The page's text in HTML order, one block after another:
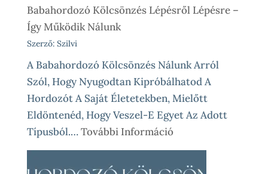
Babahordozó Kölcsönzés Lépésről Lépésre –
Így Működik Nálunk
Szerző: Szilvi
A Babahordozó Kölcsönzés Nálunk Arról
Szól, Hogy Nyugodtan Kipróbálhatod A
Hordozót A Saját Életetekben, Mielőtt
Eldöntenéd, Hogy Veszel-E Egyet Az Adott
Típusból.…További Információ:
Babahordozó
Kölcsönzés